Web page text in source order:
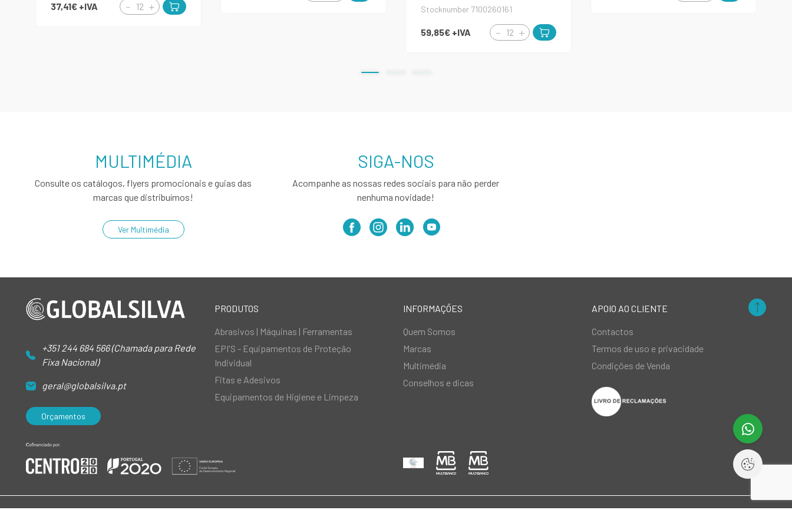
37,41€ +IVA Stocknumber 7100260161
59,85€ +IVA
MULTIMÉDIA
Consulte os catálogos, flyers promocionais e guias das
marcas que distribuímos!
Ver Multimédia
SIGA-NOS
Acompanhe as nossas redes sociais para não perder
nenhuma novidade!
+351 244 684 566 (Chamada para Rede
Fixa Nacional)
geral@globalsilva.pt
Orçamentos
PRODUTOS
Abrasivos | Máquinas | Ferramentas
EPI'S - Equipamentos de Proteção
Individual
Fitas e Adesivos
Equipamentos de Higiene e Limpeza
INFORMAÇÕES
Quem Somos
Marcas
Multimédia
Conselhos e dicas
APOIO AO CLIENTE
Contactos
Termos de uso e privacidade
Condições de Venda